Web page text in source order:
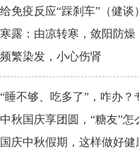
给免疫反应“踩刹车”（健谈）
寒露：由凉转寒，敛阳防燥
频繁染发，小心伤肾
“睡不够、吃多了”，咋办？
中秋国庆享团圆，“糖友”
国庆中秋假期，这样做好健